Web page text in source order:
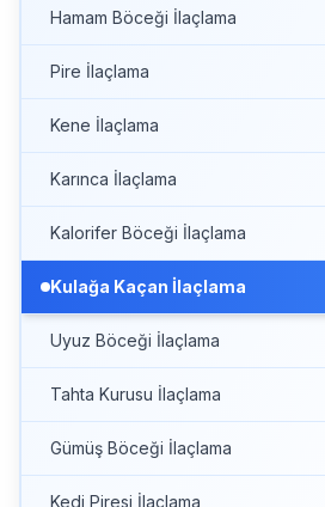
Hamam Böceği İlaçlama
Pire İlaçlama
Kene İlaçlama
Karınca İlaçlama
Kalorifer Böceği İlaçlama
Kulağa Kaçan İlaçlama
Uyuz Böceği İlaçlama
Tahta Kurusu İlaçlama
Gümüş Böceği İlaçlama
Kedi Piresi İlaçlama